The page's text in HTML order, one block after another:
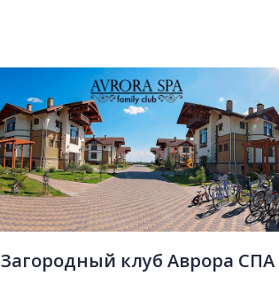
Загородный клуб Аврора СПА